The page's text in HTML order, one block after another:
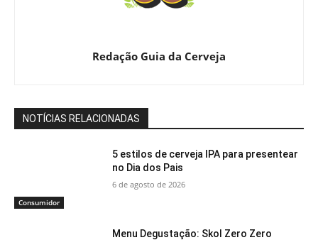
Redação Guia da Cerveja
NOTÍCIAS RELACIONADAS
Consumidor
5 estilos de cerveja IPA para presentear
no Dia dos Pais
6 de agosto de 2026
Menu Degustação: Skol Zero Zero